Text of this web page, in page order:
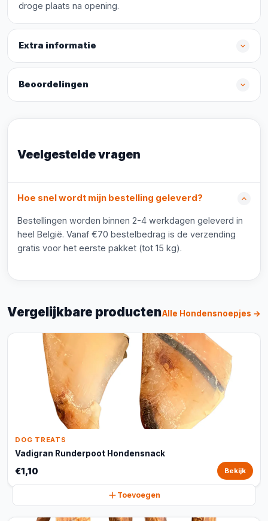
droge plaats na opening.
Extra informatie
Beoordelingen
Veelgestelde vragen
Hoe snel wordt mijn bestelling geleverd?
Bestellingen worden binnen 2-4 werkdagen geleverd in
heel België. Vanaf €70 bestelbedrag is de verzending
gratis voor het eerste pakket (tot 15 kg).
Vergelijkbare productenAlle Hondensnoepjes →
DOG TREATS
Vadigran Runderpoot Hondensnack
€1,10 Bekijk
Toevoegen